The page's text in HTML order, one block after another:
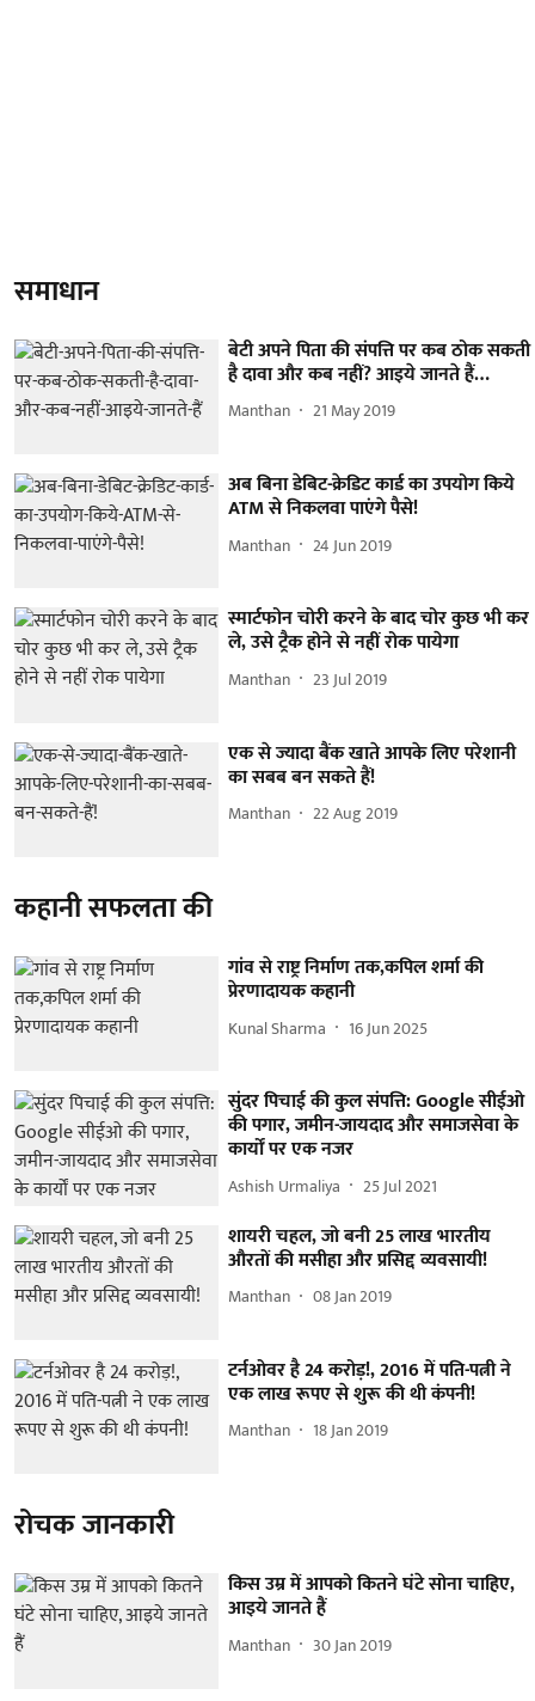
समाधान
बेटी अपने पिता की संपत्ति पर कब ठोक सकती
है दावा और कब नहीं? आइये जानते हैं…
Manthan 21 May 2019
अब बिना डेबिट-क्रेडिट कार्ड का उपयोग किये
ATM से निकलवा पाएंगे पैसे!
Manthan 24 Jun 2019
स्मार्टफोन चोरी करने के बाद चोर कुछ भी कर
ले, उसे ट्रैक होने से नहीं रोक पायेगा
Manthan 23 Jul 2019
एक से ज्यादा बैंक खाते आपके लिए परेशानी
का सबब बन सकते हैं!
Manthan 22 Aug 2019
कहानी सफलता की
गांव से राष्ट्र निर्माण तक,कपिल शर्मा की
प्रेरणादायक कहानी
Kunal Sharma 16 Jun 2025
सुंदर पिचाई की कुल संपत्ति: Google सीईओ
की पगार, जमीन-जायदाद और समाजसेवा के
कार्यों पर एक नजर
Ashish Urmaliya 25 Jul 2021
शायरी चहल, जो बनी 25 लाख भारतीय
औरतों की मसीहा और प्रसिद्द व्यवसायी!
Manthan 08 Jan 2019
टर्नओवर है 24 करोड़!, 2016 में पति-पत्नी ने
एक लाख रूपए से शुरू की थी कंपनी!
Manthan 18 Jan 2019
रोचक जानकारी
किस उम्र में आपको कितने घंटे सोना चाहिए,
आइये जानते हैं
Manthan 30 Jan 2019